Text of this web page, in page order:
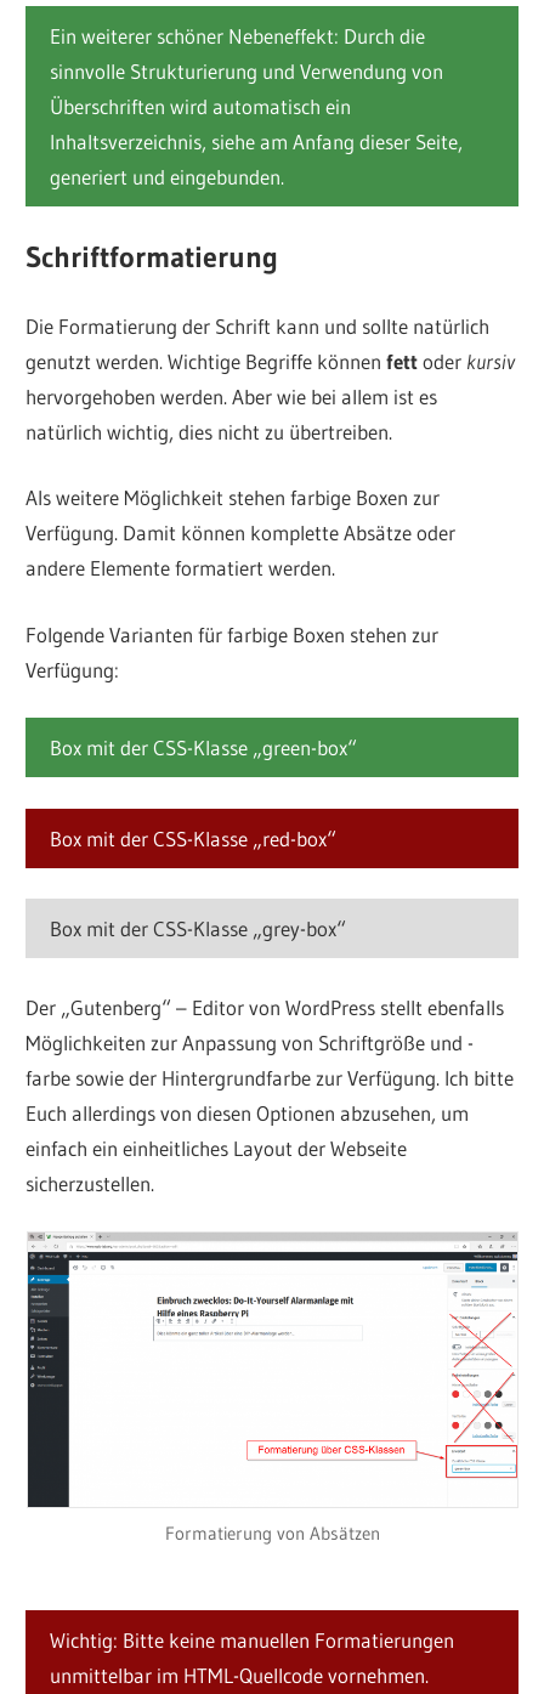
Ein weiterer schöner Nebeneffekt: Durch die
sinnvolle Strukturierung und Verwendung von
Überschriften wird automatisch ein
Inhaltsverzeichnis, siehe am Anfang dieser Seite,
generiert und eingebunden.
Schriftformatierung
Die Formatierung der Schrift kann und sollte natürlich
genutzt werden. Wichtige Begriffe könnenfettoder kursiv
hervorgehoben werden. Aber wie bei allem ist es
natürlich wichtig, dies nicht zu übertreiben.
Als weitere Möglichkeit stehen farbige Boxen zur
Verfügung. Damit können komplette Absätze oder
andere Elemente formatiert werden.
Folgende Varianten für farbige Boxen stehen zur
Verfügung:
Box mit der CSS-Klasse „green-box“
Box mit der CSS-Klasse „red-box“
Box mit der CSS-Klasse „grey-box“
Der „Gutenberg“ – Editor von WordPress stellt ebenfalls
Möglichkeiten zur Anpassung von Schriftgröße und -
farbe sowie der Hintergrundfarbe zur Verfügung. Ich bitte
Euch allerdings von diesen Optionen abzusehen, um
einfach ein einheitliches Layout der Webseite
sicherzustellen.
Formatierung von Absätzen
Wichtig: Bitte keine manuellen Formatierungen
unmittelbar im HTML-Quellcode vornehmen.